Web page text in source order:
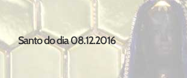
Santo do dia 08.12.2016